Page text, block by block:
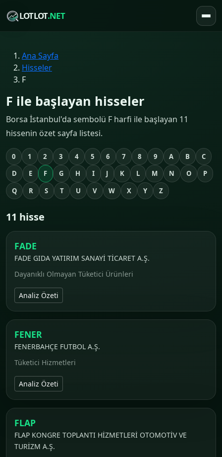
LOTLOT.NET
Ana Sayfa
Hisseler
F
F ile başlayan hisseler
Borsa İstanbul'da sembolü F harfi ile başlayan 11
hissenin özet sayfa listesi.
0 1 2 3 4 5 6 7 8 9 A B
C
D
E F G H I J K L M N O
P
Q
R S T U V W X Y Z
11 hisse
FADE
FADE GIDA YATIRIM SANAYİ TİCARET A.Ş.
Dayanıklı Olmayan Tüketici Ürünleri
Analiz Özeti
FENER
FENERBAHÇE FUTBOL A.Ş.
Tüketici Hizmetleri
Analiz Özeti
FLAP
FLAP KONGRE TOPLANTI HİZMETLERİ OTOMOTİV VE
TURİZM A.Ş.